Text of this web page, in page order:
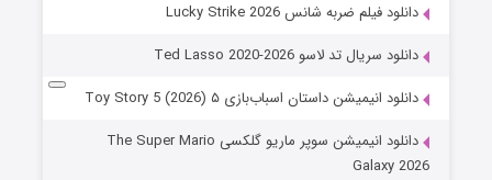
دانلود فیلم ضربه شانس Lucky Strike 2026
دانلود سریال تد لاسو Ted Lasso 2020-2026
دانلود انیمیشن داستان اسباب‌بازی ۵ Toy Story 5 (2026)
دانلود انیمیشن سوپر ماریو گلکسی The Super Mario
Galaxy 2026